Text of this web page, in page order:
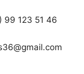
99 123 51 46